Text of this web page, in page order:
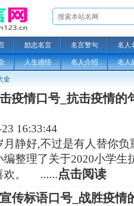
励志名言 名言警句 名人
人生感悟 名人介绍 名人
全
疫情口号_抗击疫情的
16:33:44
好,不过是有人替你负
整理了关于2020小学生
欢。 ......点击阅读
传标语口号_战胜疫情